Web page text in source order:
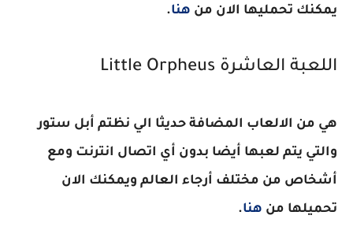
يمكنك تحمليها الان من هنا.
اللعبة العاشرة Little Orpheus
هي من الالعاب المضافة حديثا الي نظتم أبل ستور
والتي يتم لعبها أيضا بدون أي اتصال انترنت ومع
أشخاص من مختلف أرجاء العالم ويمكنك الان
تحميلها من هنا.